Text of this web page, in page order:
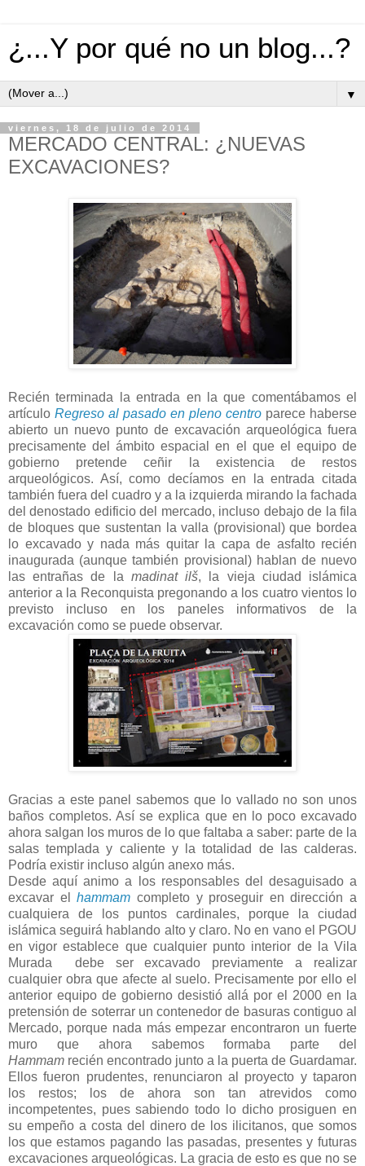
¿...Y por qué no un blog...?
▼
viernes, 18 de julio de 2014
MERCADO CENTRAL: ¿NUEVAS
EXCAVACIONES?
Recién terminada la entrada en la que comentábamos el
artículo Regreso al pasado en pleno centro parece haberse
abierto un nuevo punto de excavación arqueológica fuera
precisamente del ámbito espacial en el que el equipo de
gobierno pretende ceñir la existencia de restos
arqueológicos. Así, como decíamos en la entrada citada
también fuera del cuadro y a la izquierda mirando la fachada
del denostado edificio del mercado, incluso debajo de la fila
de bloques que sustentan la valla (provisional) que bordea
lo excavado y nada más quitar la capa de asfalto recién
inaugurada (aunque también provisional) hablan de nuevo
las entrañas de la madinat ilš, la vieja ciudad islámica
anterior a la Reconquista pregonando a los cuatro vientos lo
previsto incluso en los paneles informativos de la
excavación como se puede observar.
Gracias a este panel sabemos que lo vallado no son unos
baños completos. Así se explica que en lo poco excavado
ahora salgan los muros de lo que faltaba a saber: parte de la
salas templada y caliente y la totalidad de las calderas.
Podría existir incluso algún anexo más.
Desde aquí animo a los responsables del desaguisado a
excavar elhammam completo y proseguir en dirección a
cualquiera de los puntos cardinales, porque la ciudad
islámica seguirá hablando alto y claro. No en vano el PGOU
en vigor establece que cualquier punto interior de la Vila
Murada debe ser excavado previamente a realizar
cualquier obra que afecte al suelo. Precisamente por ello el
anterior equipo de gobierno desistió allá por el 2000 en la
pretensión de soterrar un contenedor de basuras contiguo al
Mercado, porque nada más empezar encontraron un fuerte
muro que ahora sabemos formaba parte del
Hammam recién encontrado junto a la puerta de Guardamar.
Ellos fueron prudentes, renunciaron al proyecto y taparon
los restos; los de ahora son tan atrevidos como
incompetentes, pues sabiendo todo lo dicho prosiguen en
su empeño a costa del dinero de los ilicitanos, que somos
los que estamos pagando las pasadas, presentes y futuras
excavaciones arqueológicas. La gracia de esto es que no se